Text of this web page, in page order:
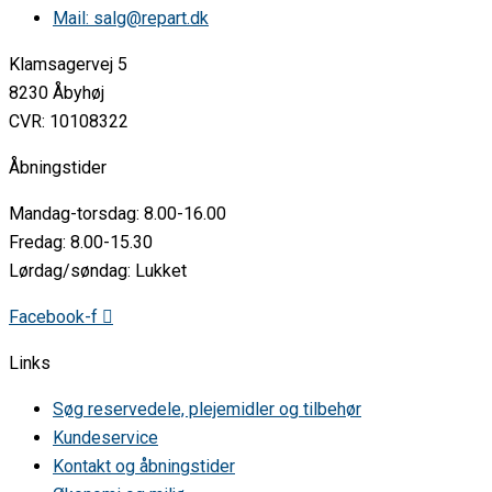
AEG • BE2003021M 94971643405
AEG • BE2003021W 94971637300
AEG • BE2003021W 94971643500
AEG • BE2003021W 94971643505
AEG • BE200302KM 94971645600
AEG • BE200362KM 94971650101
AEG • BE2103111M 94971636600
AEG • BE2103111M 94971636602
AEG • BE2103111M 94971636700
AEG • BE2103111M 94971636703
AEG • BE3003001M 94971637401
AEG • BE3003001M 94971637403
AEG • BE3003001M 94971637404
AEG • BE3003001M 94971647700
AEG • BE300300IM 94971644101
Mail: salg@repart.dk
Klamsagervej 5
8230 Åbyhøj
CVR: 10108322
Åbningstider
Mandag-torsdag: 8.00-16.00
Fredag: 8.00-15.30
Lørdag/søndag: Lukket
Facebook-f
Links
Søg reservedele, plejemidler og tilbehør
Kundeservice
Kontakt og åbningstider